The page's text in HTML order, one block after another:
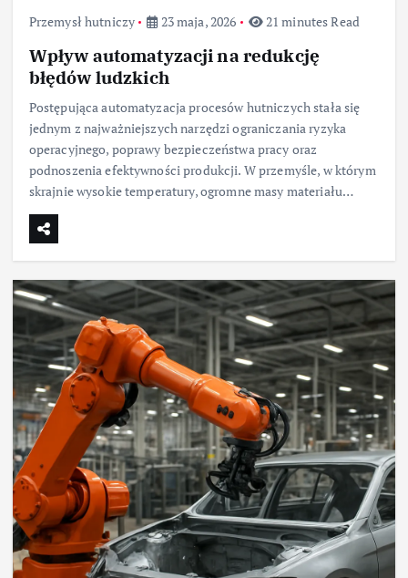
Przemysł hutniczy 23 maja, 2026 21 minutes Read
Wpływ automatyzacji na redukcję
błędów ludzkich
Postępująca automatyzacja procesów hutniczych stała się
jednym z najważniejszych narzędzi ograniczania ryzyka
operacyjnego, poprawy bezpieczeństwa pracy oraz
podnoszenia efektywności produkcji. W przemyśle, w którym
skrajnie wysokie temperatury, ogromne masy materiału…